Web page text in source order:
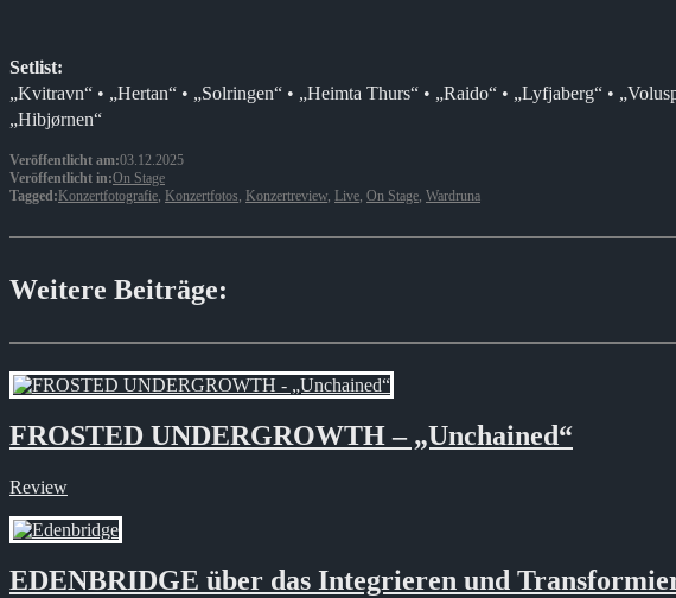
Setlist:
„Kvitravn“ • „Hertan“ • „Solringen“ • „Heimta Thurs“ • „Raido“ • „Lyfjaberg“ •
„Hibjørnen“
Veröffentlicht am:03.12.2025
Veröffentlicht in:On Stage
Tagged:Konzertfotografie, Konzertfotos, Konzertreview, Live, On Stage, Wardruna
Weitere Beiträge:
FROSTED UNDERGROWTH – „Unchained“
Review
EDENBRIDGE über das Integrieren und